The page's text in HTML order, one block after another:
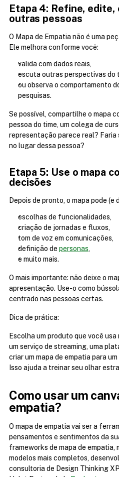
Etapa 4: Refine, edite,
outras pessoas
O Mapa de Empatia não é uma
Ele melhora conforme você:
valida com dados reais,
escuta outras perspectivas do
ou observa o comportamento
pesquisas.
Se possível, compartilhe o mapa
pessoa do time, um colega de
representação parece real?
no lugar dessa pessoa?
Etapa 5: Use o mapa
decisões
Depois de pronto, o mapa pode (e
escolhas de funcionalidades,
criação de jornadas e fluxos,
tom de voz em comunicações,
definição de personas,
e muito mais.
O mais importante: não deixe o
apresentação. Use-o como
centrado nas pessoas certas.
Dica de prática:
Escolha um produto que você usa
um serviço de streaming, uma
criar um mapa de empatia para
Isso ajuda a treinar seu olhar
Como usar um
empatia?
O mapa de empatia vai ser a
pensamentos e sentimentos da
frameworks de mapa de empatia,
modelos mais completos,
consultoria de Design Thinking